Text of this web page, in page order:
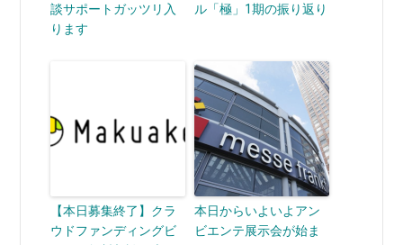
談サポートガッツリ入
ります
ル「極」1期の振り返り
【本日募集終了】クラ
ウドファンディングビ
本日からいよいよアン
ビエンテ展示会が始ま